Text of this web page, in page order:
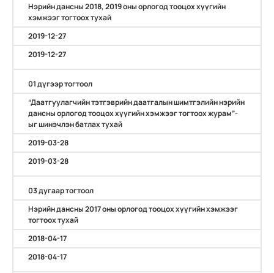
Нэрийн дансны 2018, 2019 оны орлогод тооцох хүүгийн
хэмжээг тогтоох тухай
2019-12-27
2019-12-27
01 дүгээр тогтоол
“Даатгуулагчийн тэтгэврийн даатгалын шимтгэлийн нэрийн
дансны орлогод тооцох хүүгийн хэмжээг тогтоох журам”-
ыг шинэчлэн батлах тухай
2019-03-28
2019-03-28
03 дугаар тогтоол
Нэрийн дансны 2017 оны орлогод тооцох хүүгийн хэмжээг
тогтоох тухай
2018-04-17
2018-04-17